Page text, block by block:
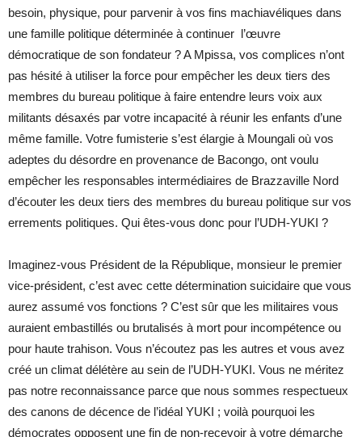
besoin, physique, pour parvenir à vos fins machiavéliques dans
une famille politique déterminée à continuer l’œuvre
démocratique de son fondateur ? A Mpissa, vos complices n’ont
pas hésité à utiliser la force pour empêcher les deux tiers des
membres du bureau politique à faire entendre leurs voix aux
militants désaxés par votre incapacité à réunir les enfants d’une
même famille. Votre fumisterie s’est élargie à Moungali où vos
adeptes du désordre en provenance de Bacongo, ont voulu
empêcher les responsables intermédiaires de Brazzaville Nord
d’écouter les deux tiers des membres du bureau politique sur vos
errements politiques. Qui êtes-vous donc pour l’UDH-YUKI ?
Imaginez-vous Président de la République, monsieur le premier
vice-président, c’est avec cette détermination suicidaire que vous
aurez assumé vos fonctions ? C’est sûr que les militaires vous
auraient embastillés ou brutalisés à mort pour incompétence ou
pour haute trahison. Vous n’écoutez pas les autres et vous avez
créé un climat délétère au sein de l’UDH-YUKI. Vous ne méritez
pas notre reconnaissance parce que nous sommes respectueux
des canons de décence de l’idéal YUKI ; voilà pourquoi les
démocrates opposent une fin de non-recevoir à votre démarche